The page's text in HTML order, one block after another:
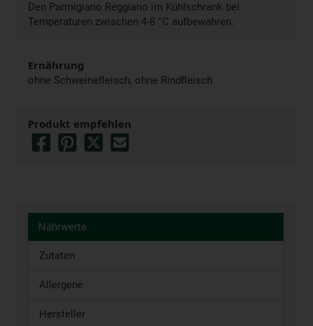
Den Parmigiano Reggiano im Kühlschrank bei
Temperaturen zwischen 4-8 °C aufbewahren.
Ernährung
ohne Schweinefleisch, ohne Rindfleisch
Produkt empfehlen
Nährwerte
Zutaten
Allergene
Hersteller